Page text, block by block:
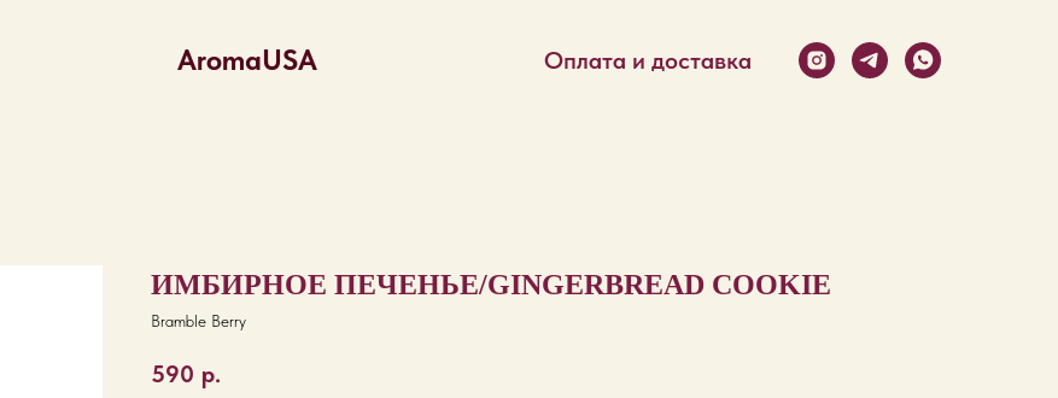
AromaUSA Оплата и доставка
ИМБИРНОЕ ПЕЧЕНЬЕ/GINGERBREAD COOKIE
Bramble Berry
590 р.